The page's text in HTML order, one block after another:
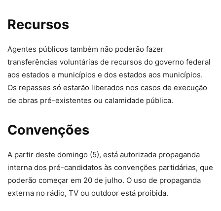
Recursos
Agentes públicos também não poderão fazer
transferências voluntárias de recursos do governo federal
aos estados e municípios e dos estados aos municípios.
Os repasses só estarão liberados nos casos de execução
de obras pré-existentes ou calamidade pública.
Convenções
A partir deste domingo (5), está autorizada propaganda
interna dos pré-candidatos às convenções partidárias, que
poderão começar em 20 de julho. O uso de propaganda
externa no rádio, TV ou outdoor está proibida.